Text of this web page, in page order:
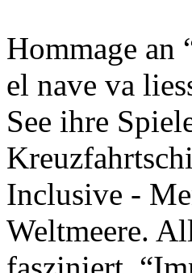
Hommage an
el nave va
See ihre
Inclusive -
Weltmeere.